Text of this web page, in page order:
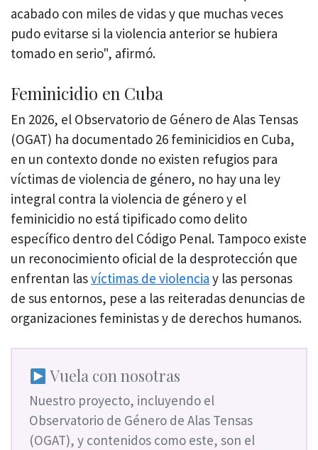
acabado con miles de vidas y que muchas veces
pudo evitarse si la violencia anterior se hubiera
tomado en serio", afirmó.
Feminicidio en Cuba
En 2026, el Observatorio de Género de Alas Tensas
(OGAT) ha documentado 26 feminicidios en Cuba,
en un contexto donde no existen refugios para
víctimas de violencia de género, no hay una ley
integral contra la violencia de género y el
feminicidio no está tipificado como delito
específico dentro del Código Penal. Tampoco existe
un reconocimiento oficial de la desprotección que
enfrentan lasvíctimas de violencia y las personas
de sus entornos, pese a las reiteradas denuncias de
organizaciones feministas y de derechos humanos.
Vuela con nosotras
Nuestro proyecto, incluyendo el
Observatorio de Género de Alas Tensas
(OGAT), y contenidos como este, son el